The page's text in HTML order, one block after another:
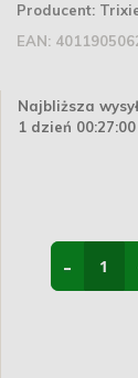
Producent:
EAN:
Najbliższa
1 dzień 00:27:00
-